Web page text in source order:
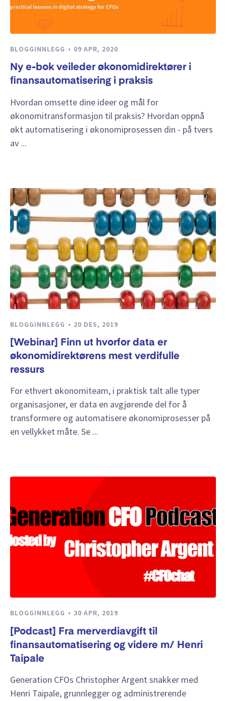
BLOGGINNLEGG 09 APR, 2020
Ny e-bok veileder økonomidirektører i
finansautomatisering i praksis
Hvordan omsette dine ideer og mål for
økonomitransformasjon til praksis? Hvordan oppnå
økt automatisering i økonomiprosessen din - på tvers
av ...
BLOGGINNLEGG 20 DES, 2019
[Webinar] Finn ut hvorfor data er
økonomidirektørens mest verdifulle
ressurs
For ethvert økonomiteam, i praktisk talt alle typer
organisasjoner, er data en avgjørende del for å
transformere og automatisere økonomiprosesser på
en vellykket måte. Se ...
BLOGGINNLEGG 30 APR, 2019
[Podcast] Fra merverdiavgift til
finansautomatisering og videre m/ Henri
Taipale
Generation CFOs Christopher Argent snakker med
Henri Taipale, grunnlegger og administrerende